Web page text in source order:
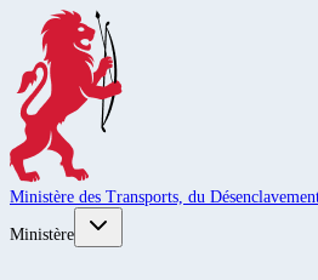
Ministère des Transports, du
Ministère